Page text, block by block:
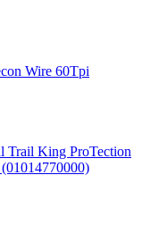
Wire 60Tpi
King ProTection